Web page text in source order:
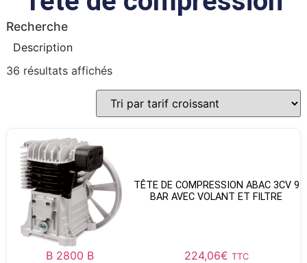
Recherche
Description
36 résultats affichés
TÊTE DE COMPRESSION ABAC 3CV 9
BAR AVEC VOLANT ET FILTRE
B 2800 B 224,06€ TTC